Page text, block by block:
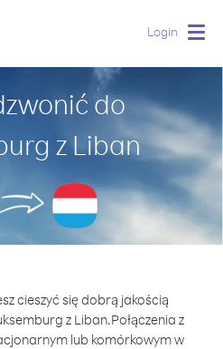
Login
do
z Liban
cieszyć się dobrą jakością
z Liban.Połączenia z
lub komórkowym w